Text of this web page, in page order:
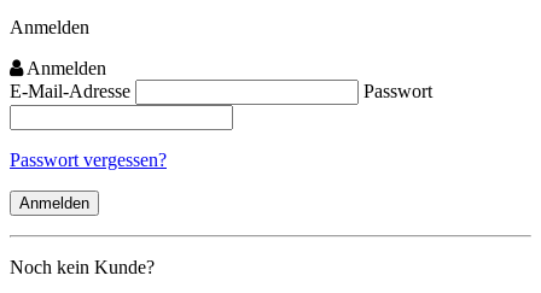
Anmelden
Anmelden
E-Mail-Adresse
Passwort
Passwort vergessen?
Noch kein Kunde?